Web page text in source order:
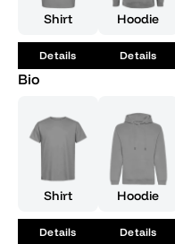
schafft und dir das
zu haben. Sei stolz auf
mit diesem einzigartigen
Shirt
Details
Hoodie
Details
Bio
Shirt
Details
Hoodie
Details